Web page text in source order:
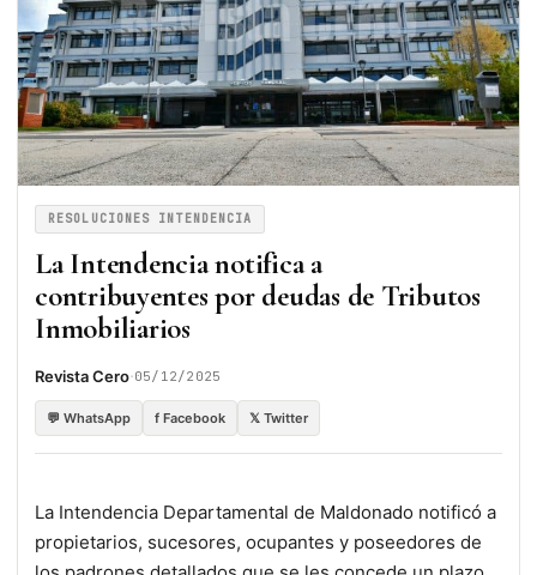
RESOLUCIONES INTENDENCIA
La Intendencia notifica a
contribuyentes por deudas de Tributos
Inmobiliarios
Revista Cero·05/12/2025
💬 WhatsApp f Facebook 𝕏 Twitter
La Intendencia Departamental de Maldonado notificó a
propietarios, sucesores, ocupantes y poseedores de